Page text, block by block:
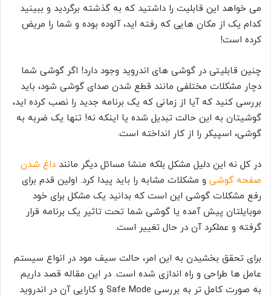
می خواهد این قابلیت را داشتید که به گذشته برگردید و ببینید
کدام یک از مکان هایی که رفته اید، آلوده بوده و شما را مریض
کرده است!
چنین قابلیتی در گوشی های اندروید وجود دارد! اگر گوشی شما
دچار مشکلات مختلفی مانند قطع شدن صدای گوشی شود، باید
بررسی کنید که آیا از زمانی که یک برنامه جدید را نصب کرده اید،
گوشیتان به این حالت تبدیل شده یا اینکه نه! تنها یک ضربه به
گوشی، اسپیکر را از کار انداخته است.
در کل نه این دلیل مشکل بلکه منشا مسائل دیگر مانند داغ شدن
صفحه گوشی و مشکلات مشابه را باید پیدا کرد. اولین قدم برای
رفع مشکلات گوشی این است که بدانید یک مشکل برای خود
موبایلتان پیش آمده یا گوشی شما تحت تاثیر یک برنامه قرار
گرفته و عملکرد آن در حال تغییر است.
برای تحقق بخشیدن به این امر، حالت سیف مود در انواع سیستم
عامل ها طراحی و راه اندازی شده است. در این مقاله قصد داریم
به صورت کامل تر به بررسی Safe Mode و کارایی آن در اندروید